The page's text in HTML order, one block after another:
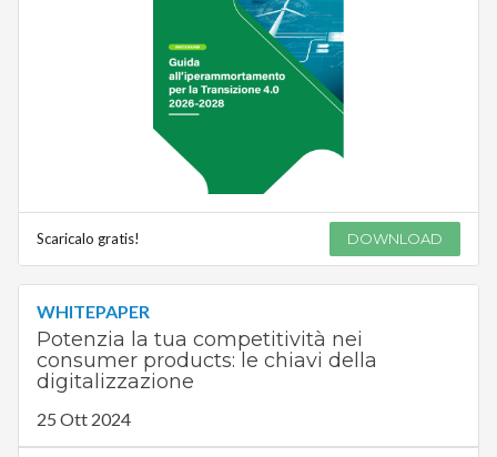
Scaricalo gratis! DOWNLOAD
WHITEPAPER
Potenzia la tua competitività nei
consumer products: le chiavi della
digitalizzazione
25 Ott 2024